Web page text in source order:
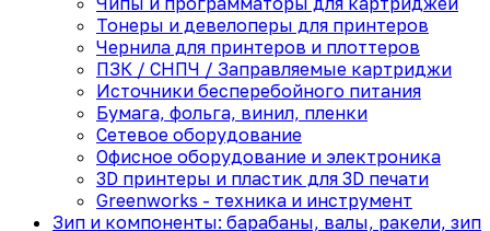
Тонеры и девелоперы для принтеров
Чернила для принтеров и плоттеров
ПЗК / СНПЧ / Заправляемые картриджи
Источники бесперебойного питания
Бумага, фольга, винил, пленки
Сетевое оборудование
Офисное оборудование и электроника
3D принтеры и пластик для 3D печати
Greenworks - техника и инструмент
Зип и компоненты: барабаны, валы, ракели, зип